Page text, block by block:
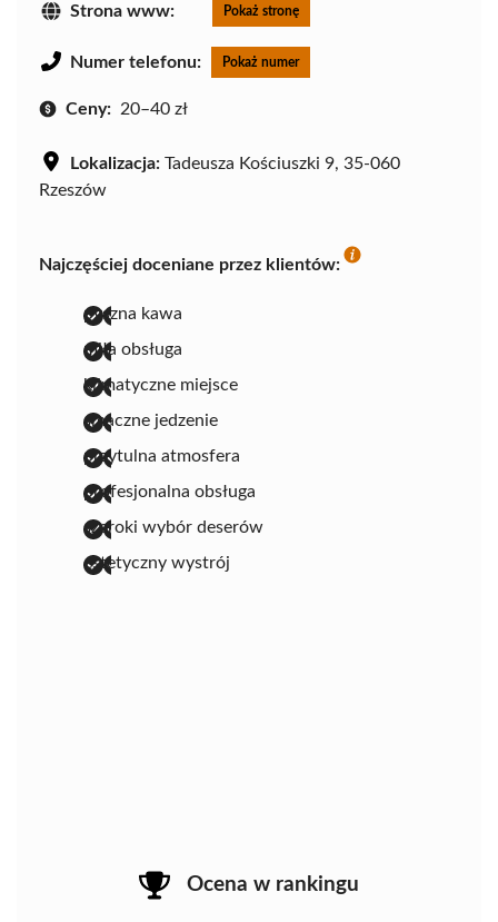
Strona www: Pokaż stronę
Numer telefonu: Pokaż numer
Ceny: 20–40 zł
Lokalizacja: Tadeusza Kościuszki 9, 35-060
Rzeszów
Najczęściej doceniane przez klientów:
pyszna kawa
miła obsługa
klimatyczne miejsce
smaczne jedzenie
przytulna atmosfera
profesjonalna obsługa
szeroki wybór deserów
estetyczny wystrój
Ocena w rankingu